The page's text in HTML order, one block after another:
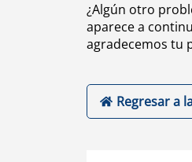
¿Algún otro
aparece a
agradecemos tu
Regresar a